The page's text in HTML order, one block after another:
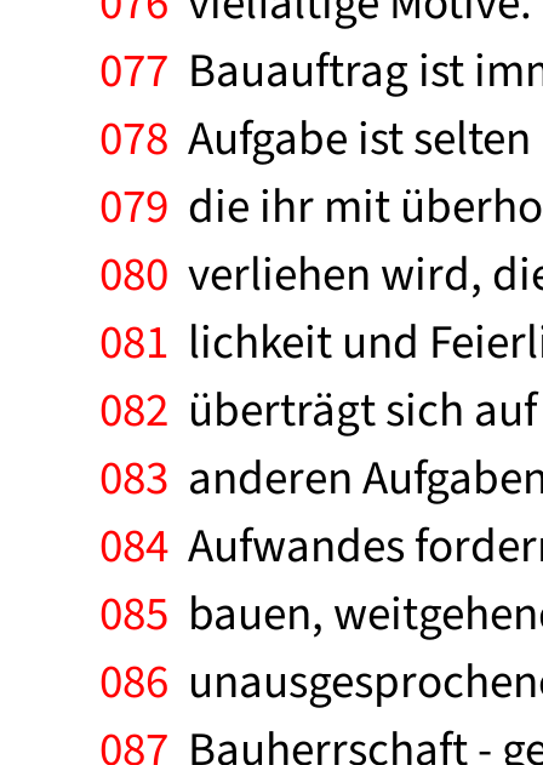
077 Bauauftrag ist
078 Aufgabe ist
079 die ihr mit
080 verliehen wird,
081 lichkeit und
082 überträgt sich
083 anderen
084 Aufwandes
085 bauen,
086
087 Bauherrschaft -